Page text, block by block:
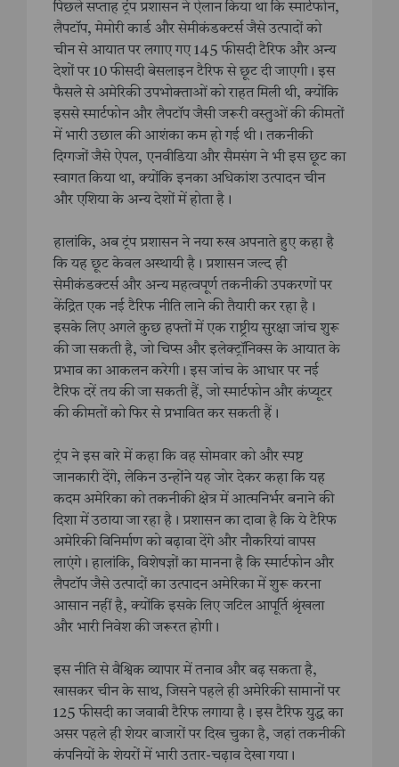
पिछले सप्ताह ट्रंप प्रशासन ने ऐलान किया था कि स्मार्टफोन,
लैपटॉप, मेमोरी कार्ड और सेमीकंडक्टर्स जैसे उत्पादों को
चीन से आयात पर लगाए गए 145 फीसदी टैरिफ और अन्य
देशों पर 10 फीसदी बेसलाइन टैरिफ से छूट दी जाएगी। इस
फैसले से अमेरिकी उपभोक्ताओं को राहत मिली थी, क्योंकि
इससे स्मार्टफोन और लैपटॉप जैसी जरूरी वस्तुओं की कीमतों
में भारी उछाल की आशंका कम हो गई थी। तकनीकी
दिग्गजों जैसे ऐपल, एनवीडिया और सैमसंग ने भी इस छूट का
स्वागत किया था, क्योंकि इनका अधिकांश उत्पादन चीन
और एशिया के अन्य देशों में होता है।
हालांकि, अब ट्रंप प्रशासन ने नया रुख अपनाते हुए कहा है
कि यह छूट केवल अस्थायी है। प्रशासन जल्द ही
सेमीकंडक्टर्स और अन्य महत्वपूर्ण तकनीकी उपकरणों पर
केंद्रित एक नई टैरिफ नीति लाने की तैयारी कर रहा है।
इसके लिए अगले कुछ हफ्तों में एक राष्ट्रीय सुरक्षा जांच शुरू
की जा सकती है, जो चिप्स और इलेक्ट्रॉनिक्स के आयात के
प्रभाव का आकलन करेगी। इस जांच के आधार पर नई
टैरिफ दरें तय की जा सकती हैं, जो स्मार्टफोन और कंप्यूटर
की कीमतों को फिर से प्रभावित कर सकती हैं।
ट्रंप ने इस बारे में कहा कि वह सोमवार को और स्पष्ट
जानकारी देंगे, लेकिन उन्होंने यह जोर देकर कहा कि यह
कदम अमेरिका को तकनीकी क्षेत्र में आत्मनिर्भर बनाने की
दिशा में उठाया जा रहा है। प्रशासन का दावा है कि ये टैरिफ
अमेरिकी विनिर्माण को बढ़ावा देंगे और नौकरियां वापस
लाएंगे। हालांकि, विशेषज्ञों का मानना है कि स्मार्टफोन और
लैपटॉप जैसे उत्पादों का उत्पादन अमेरिका में शुरू करना
आसान नहीं है, क्योंकि इसके लिए जटिल आपूर्ति श्रृंखला
और भारी निवेश की जरूरत होगी।
इस नीति से वैश्विक व्यापार में तनाव और बढ़ सकता है,
खासकर चीन के साथ, जिसने पहले ही अमेरिकी सामानों पर
125 फीसदी का जवाबी टैरिफ लगाया है। इस टैरिफ युद्ध का
असर पहले ही शेयर बाजारों पर दिख चुका है, जहां तकनीकी
कंपनियों के शेयरों में भारी उतार-चढ़ाव देखा गया।